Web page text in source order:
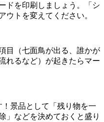
ドを印刷しましょう。「シ
ウトを変えてください。
目（七面鳥が出る、誰かが
れるなど）が起きたらマー
景品として「残り物を一
」などを決めておくと盛り